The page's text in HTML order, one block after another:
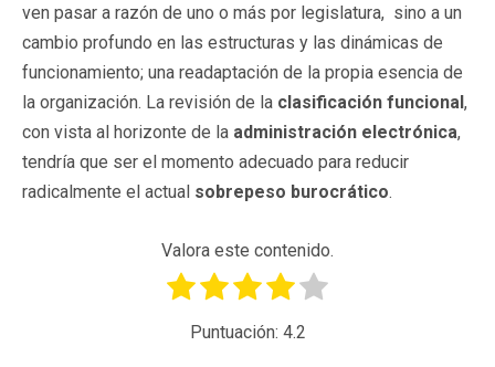
ven pasar a razón de uno o más por legislatura, sino a un
cambio profundo en las estructuras y las dinámicas de
funcionamiento; una readaptación de la propia esencia de
la organización. La revisión de la clasificación funcional,
con vista al horizonte de la administración electrónica,
tendría que ser el momento adecuado para reducir
radicalmente el actual sobrepeso burocrático.
Valora este contenido.
Puntuación: 4.2